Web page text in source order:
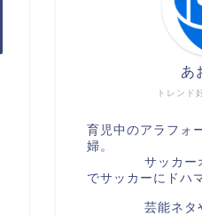
トレンド
あ
育児中のアラフォ
サッカーオタ
でサッカーにドハ
芸能ネタやサ